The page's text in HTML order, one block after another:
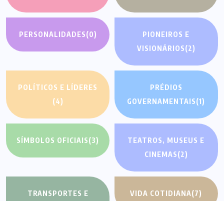
PERSONALIDADES(0)
PIONEIROS E
VISIONÁRIOS(2)
POLÍTICOS E LÍDERES
(4)
PRÉDIOS
GOVERNAMENTAIS(1)
SÍMBOLOS OFICIAIS(3)
TEATROS, MUSEUS E
CINEMAS(2)
TRANSPORTES E
VIDA COTIDIANA(7)